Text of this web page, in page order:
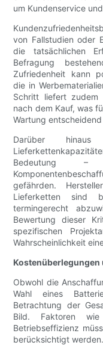
um Kundenservice
von Fallstudien oder
die tatsächlichen
Befragung
Zufriedenheit kann
die in
Schritt liefert zudem
nach dem Kauf, was
Wartung
Darüber
Bedeutung –
gefährden.
Lieferketten sind
termingerecht
Bewertung dieser
spezifischen
Wahrscheinlichkeit
Obwohl die
Wahl eines
Betrachtung der
Bild. Faktoren wie
Betriebseffizienz
berücksichtigt werden.